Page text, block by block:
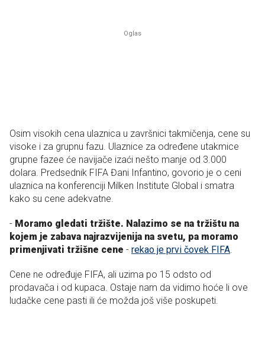
Osim visokih cena ulaznica u završnici takmičenja, cene su
visoke i za grupnu fazu. Ulaznice za određene utakmice
grupne fazee će navijače izaći nešto manje od 3.000
dolara. Predsednik FIFA Đani Infantino, govorio je o ceni
ulaznica na konferenciji Milken Institute Global i smatra
kako su cene adekvatne.
- Moramo gledati tržište. Nalazimo se na tržištu na
kojem je zabava najrazvijenija na svetu, pa moramo
primenjivati tržišne cene - rekao je prvi čovek FIFA.
Cene ne određuje FIFA, ali uzima po 15 odsto od
prodavača i od kupaca. Ostaje nam da vidimo hoće li ove
ludačke cene pasti ili će možda još više poskupeti.